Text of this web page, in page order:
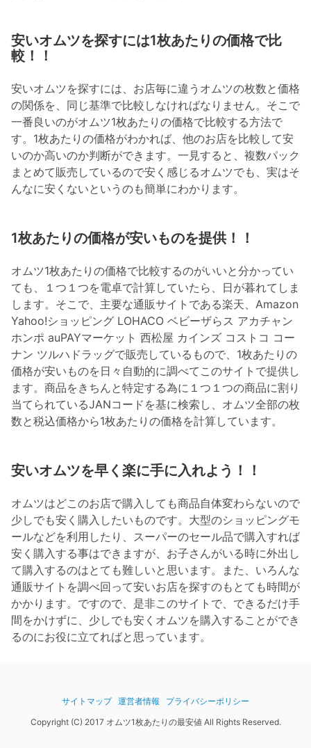
安いオムツを探すには1枚あたりの価格で比
較！！
安いオムツを探すには、お店毎に違うオムツの枚数と価格
の関係を、同じ基準で比較しなければなりません。そこで
一番良いのがオムツ1枚あたりの価格で比較する方法で
す。1枚あたりの価格がわかれば、他のお店を比較して安
いのか高いのか判断ができます。一見すると、複数パック
まとめて販売しているので安く感じるオムツでも、実はそ
んなに安くないというのも簡単にわかります。
1枚あたりの価格が安いものを提供！！
オムツ1枚あたりの価格で比較するのがいいと分かってい
ても、１つ１つを電卓で計算していたら、日が暮れてしま
します。そこで、主要な通販サイトである楽天、Amazon
Yahoo!ショッピング LOHACO ベビーザらス アカチャン
ホンポ auPAYマーケット 西松屋 カインズ コストコ コー
ナン ツルハドラッグで販売しているもので、1枚あたりの
価格が安いものを日々自動的に調べてこのサイトで提供し
ます。商品をきちんと特定する為に１つ１つの商品に割り
当てられているJANコードを基に検索し、オムツ全部の枚
数と税込価格から1枚あたりの価格を計算しています。
安いオムツを早く楽に手に入れよう！！
オムツはどこのお店で購入しても商品自体変わらないので
少しでも安く購入したいものです。大型のショッピングモ
ールなどを利用したり、スーパーのセール品で購入すれば
安く購入する事はできますが、お子さんがいる時に外出し
て購入するのはとても難しいと思います。また、いろんな
通販サイトを調べ回って安いお店を探すのもとても時間が
かかります。ですので、是非このサイトで、できるだけ手
間をかけずに、少しでも安くオムツを購入することができ
るのにお役に立てればと思っています。
サイトマップ 運営者情報
プライバシーポリシー
Copyright (C) 2017 オムツ1枚あたりの最安値 All Rights Reserved.